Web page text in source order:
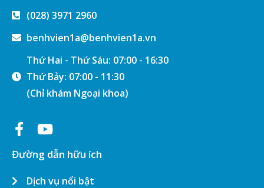
(028) 3971 2960
benhvien1a@benhvien1a.vn
Thứ Hai - Thứ Sáu: 07:00 - 16:30
Thứ Bảy: 07:00 - 11:30
(Chỉ khám Ngoại khoa)
Đường dẫn hữu ích
Dịch vụ nổi bật